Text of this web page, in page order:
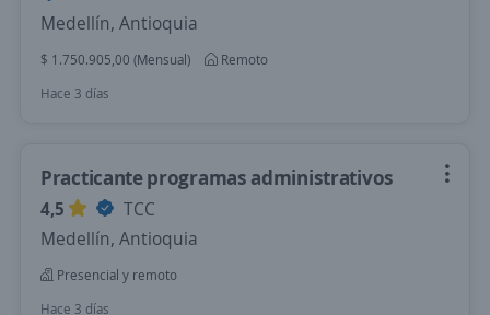
Medellín, Antioquia
$ 1.750.905,00 (Mensual)
Remoto
Hace 3 días
Practicante programas administrativos
4,5
TCC
Medellín, Antioquia
Presencial y remoto
Hace 3 días